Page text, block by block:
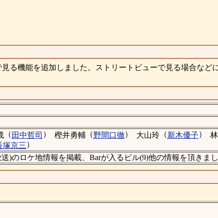
見る機能を追加しました。ストリートビューで見る場合な
（ 田中哲司 ） 樫井勇輔（野間口徹） 大山玲 （新木優子）
塚京三）
送)のロケ地情報を掲載、Barが入るビル(9)他の情報を頂きま